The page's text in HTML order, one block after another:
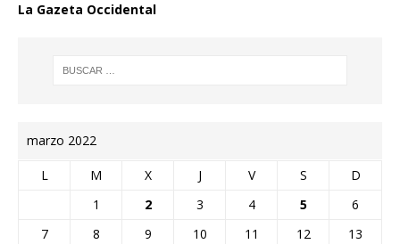
La Gazeta Occidental
marzo 2022
L M X J V S D
1 2 3 4 5
6
7
8 9 10 11 12
13